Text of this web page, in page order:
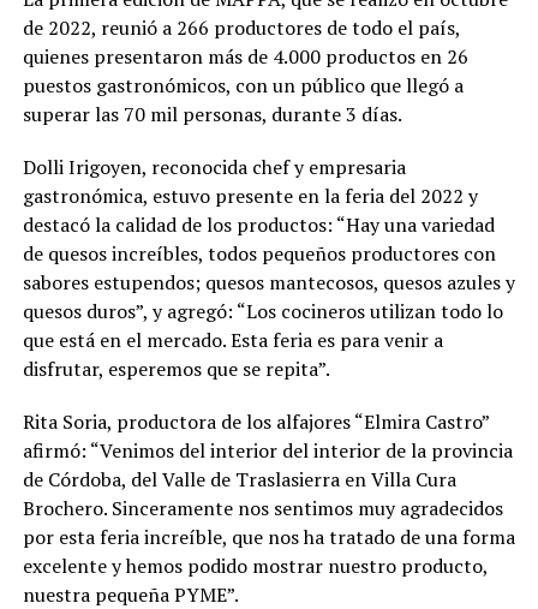
de 2022, reunió a 266 productores de todo el país,
quienes presentaron más de 4.000 productos en 26
puestos gastronómicos, con un público que llegó a
superar las 70 mil personas, durante 3 días.
Dolli Irigoyen, reconocida chef y empresaria
gastronómica, estuvo presente en la feria del 2022 y
destacó la calidad de los productos: “Hay una variedad
de quesos increíbles, todos pequeños productores con
sabores estupendos; quesos mantecosos, quesos azules y
quesos duros”, y agregó: “Los cocineros utilizan todo lo
que está en el mercado. Esta feria es para venir a
disfrutar, esperemos que se repita”.
Rita Soria, productora de los alfajores “Elmira Castro”
afirmó: “Venimos del interior del interior de la provincia
de Córdoba, del Valle de Traslasierra en Villa Cura
Brochero. Sinceramente nos sentimos muy agradecidos
por esta feria increíble, que nos ha tratado de una forma
excelente y hemos podido mostrar nuestro producto,
nuestra pequeña PYME”.